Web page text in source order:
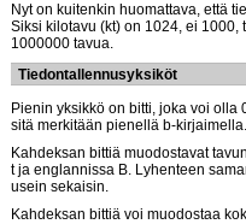
Nyt on kuitenkin huomattava, että
Siksi kilotavu (kt) on 1024, ei
1000000 tavua.
Tiedontallennusyksiköt
Pienin yksikkö on bitti, joka voi olla
sitä merkitään pienellä b-kirjaimella.
Kahdeksan bittiä muodostavat
t ja englannissa B. Lyhenteen
usein sekaisin.
Kahdeksan bittiä voi muodostaa